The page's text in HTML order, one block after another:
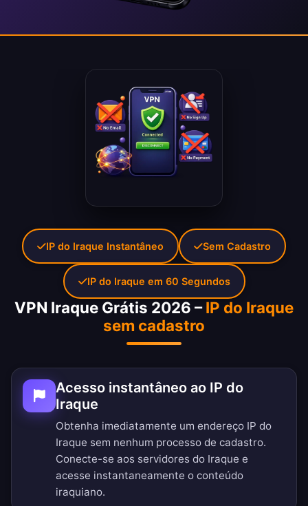
VPN Iraque Grátis 2026 –IP do Iraque
sem cadastro
Acesso instantâneo ao IP do
Iraque
Obtenha imediatamente um endereço IP do
Iraque sem nenhum processo de cadastro.
Conecte-se aos servidores do Iraque e
acesse instantaneamente o conteúdo
iraquiano.
IP do Iraque Instantâneo Sem Cadastro
IP do Iraque em 60 Segundos